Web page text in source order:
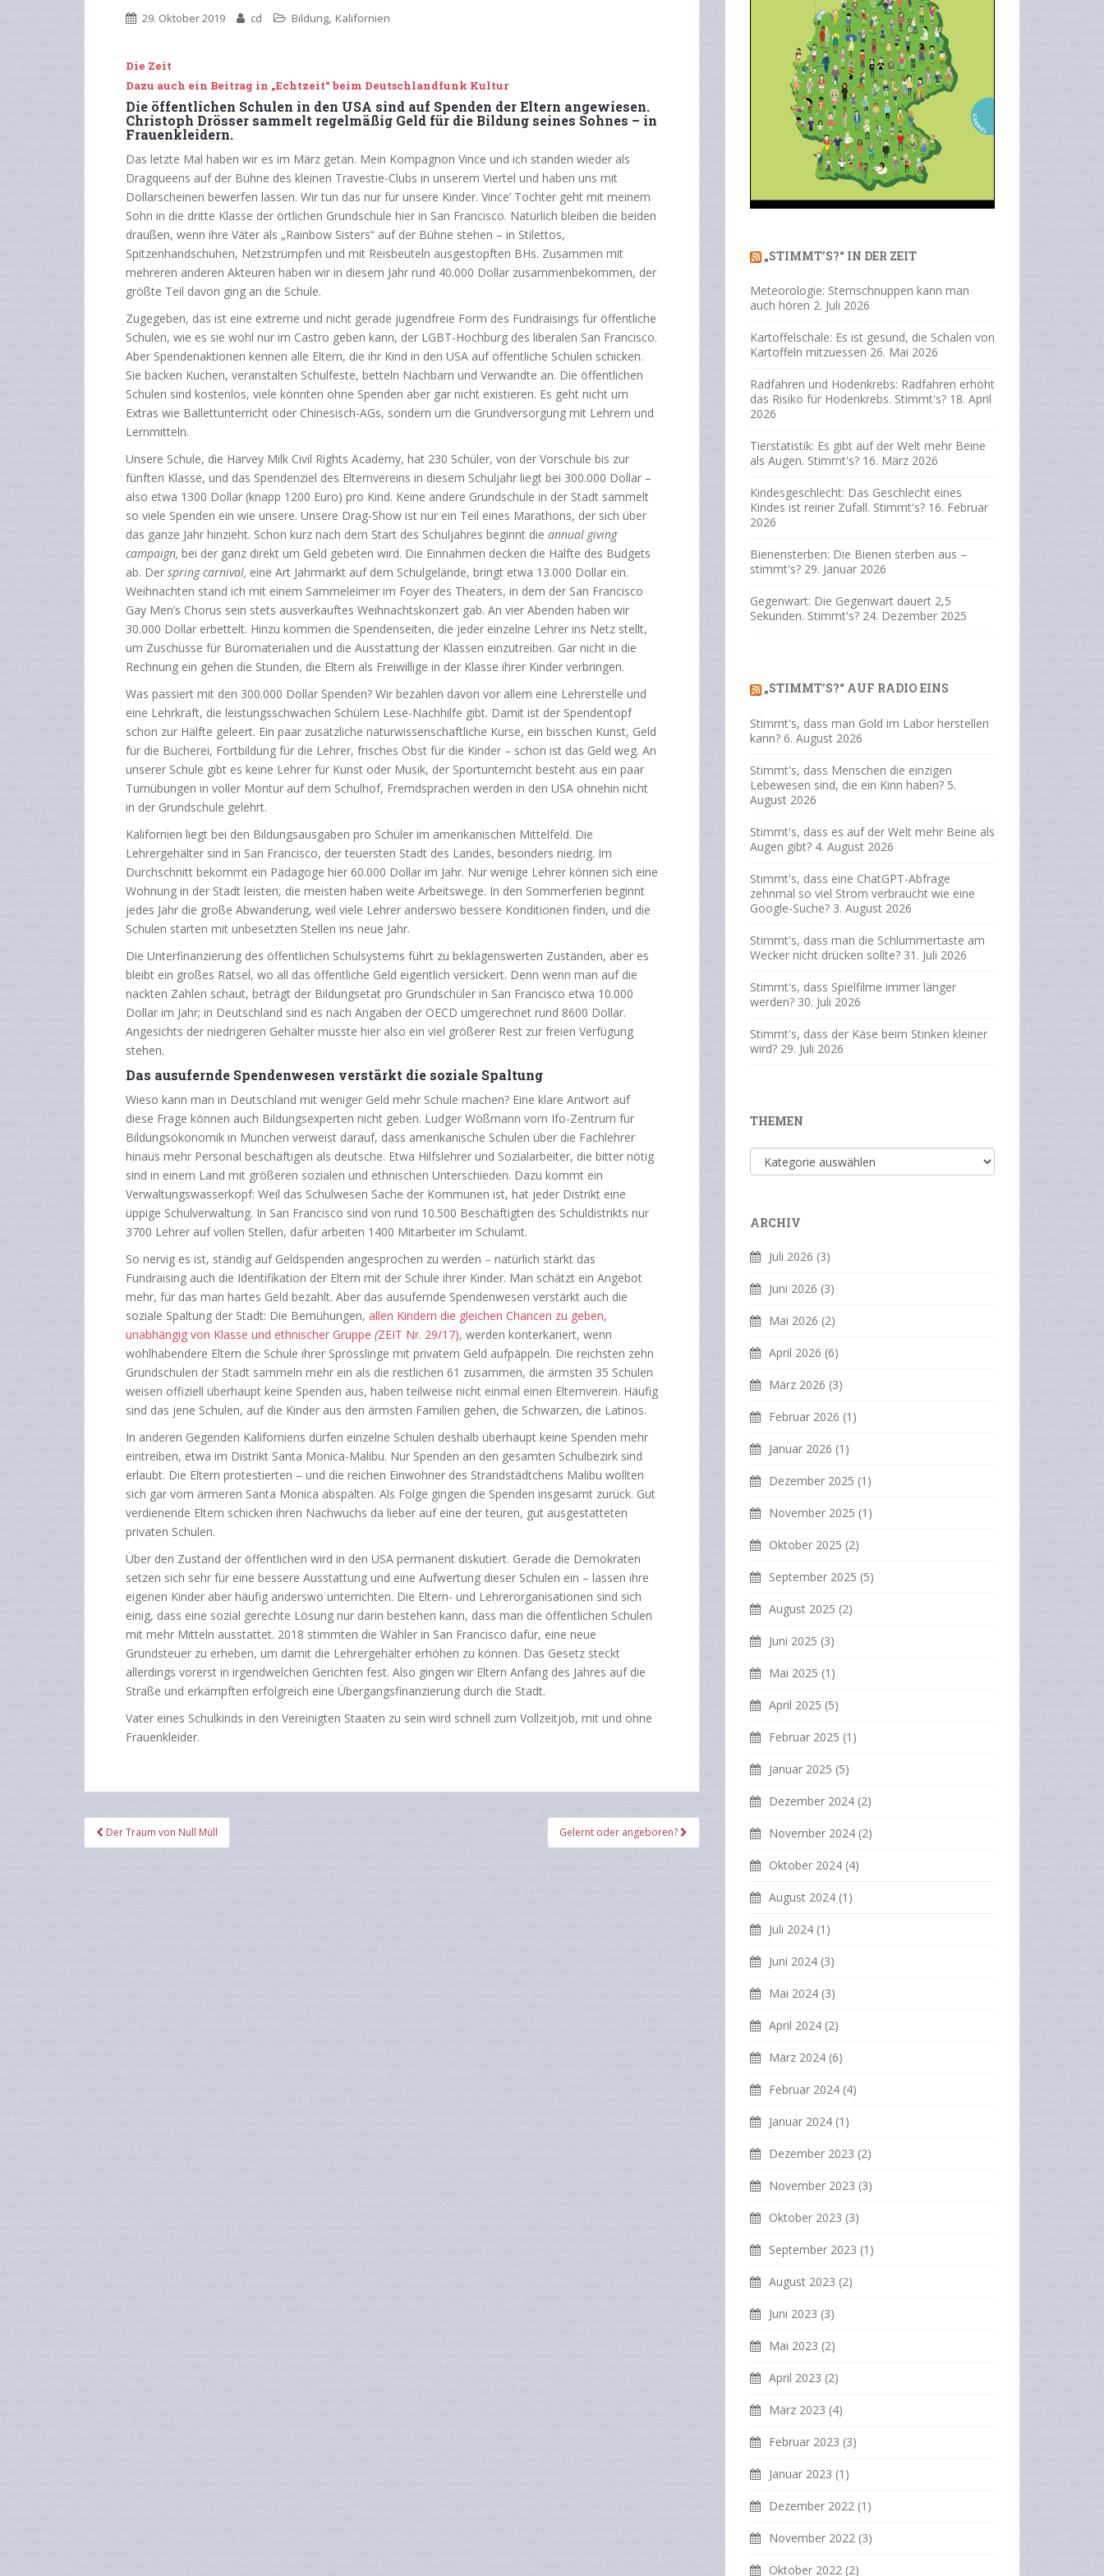
29. Oktober 2019 cd Bildung, Kalifornien
Die Zeit
Dazu auch ein Beitrag in „Echtzeit“ beim Deutschlandfunk Kultur
Die öffentlichen Schulen in den USA sind auf Spenden der Eltern angewiesen.
Christoph Drösser sammelt regelmäßig Geld für die Bildung seines Sohnes – in
Frauenkleidern.
Das letzte Mal haben wir es im März getan. Mein Kompagnon Vince und ich standen wieder als
Dragqueens auf der Bühne des kleinen Travestie-Clubs in unserem Viertel und haben uns mit
Dollarscheinen bewerfen lassen. Wir tun das nur für unsere Kinder. Vince’ Tochter geht mit meinem
Sohn in die dritte Klasse der örtlichen Grundschule hier in San Francisco. Natürlich bleiben die beiden
draußen, wenn ihre Väter als „Rainbow Sisters“ auf der Bühne stehen – in Stilettos,
Spitzenhandschuhen, Netzstrümpfen und mit Reisbeuteln ausgestopften BHs. Zusammen mit
mehreren anderen Akteuren haben wir in diesem Jahr rund 40.000 Dollar zusammenbekommen, der
größte Teil davon ging an die Schule.
Zugegeben, das ist eine extreme und nicht gerade jugendfreie Form des Fundraisings für öffentliche
Schulen, wie es sie wohl nur im Castro geben kann, der LGBT-Hochburg des liberalen San Francisco.
Aber Spendenaktionen kennen alle Eltern, die ihr Kind in den USA auf öffentliche Schulen schicken.
Sie backen Kuchen, veranstalten Schulfeste, betteln Nachbarn und Verwandte an. Die öffentlichen
Schulen sind kostenlos, viele könnten ohne Spenden aber gar nicht existieren. Es geht nicht um
Extras wie Ballettunterricht oder Chinesisch-AGs, sondern um die Grundversorgung mit Lehrern und
Lernmitteln.
Unsere Schule, die Harvey Milk Civil Rights Academy, hat 230 Schüler, von der Vorschule bis zur
fünften Klasse, und das Spendenziel des Elternvereins in diesem Schuljahr liegt bei 300.000 Dollar –
also etwa 1300 Dollar (knapp 1200 Euro) pro Kind. Keine andere Grundschule in der Stadt sammelt
so viele Spenden ein wie unsere. Unsere Drag-Show ist nur ein Teil eines Marathons, der sich über
das ganze Jahr hinzieht. Schon kurz nach dem Start des Schuljahres beginnt die annual giving
campaign, bei der ganz direkt um Geld gebeten wird. Die Einnahmen decken die Hälfte des Budgets
ab. Der spring carnival, eine Art Jahrmarkt auf dem Schulgelände, bringt etwa 13.000 Dollar ein.
Weihnachten stand ich mit einem Sammeleimer im Foyer des Theaters, in dem der San Francisco
Gay Men’s Chorus sein stets ausverkauftes Weihnachtskonzert gab. An vier Abenden haben wir
30.000 Dollar erbettelt. Hinzu kommen die Spendenseiten, die jeder einzelne Lehrer ins Netz stellt,
um Zuschüsse für Büromaterialien und die Ausstattung der Klassen einzutreiben. Gar nicht in die
Rechnung ein gehen die Stunden, die Eltern als Freiwillige in der Klasse ihrer Kinder verbringen.
Was passiert mit den 300.000 Dollar Spenden? Wir bezahlen davon vor allem eine Lehrerstelle und
eine Lehrkraft, die leistungsschwachen Schülern Lese-Nachhilfe gibt. Damit ist der Spendentopf
schon zur Hälfte geleert. Ein paar zusätzliche naturwissenschaftliche Kurse, ein bisschen Kunst, Geld
für die Bücherei, Fortbildung für die Lehrer, frisches Obst für die Kinder – schon ist das Geld weg. An
unserer Schule gibt es keine Lehrer für Kunst oder Musik, der Sportunterricht besteht aus ein paar
Turnübungen in voller Montur auf dem Schulhof, Fremdsprachen werden in den USA ohnehin nicht
in der Grundschule gelehrt.
Kalifornien liegt bei den Bildungsausgaben pro Schüler im amerikanischen Mittelfeld. Die
Lehrergehälter sind in San Francisco, der teuersten Stadt des Landes, besonders niedrig. Im
Durchschnitt bekommt ein Pädagoge hier 60.000 Dollar im Jahr. Nur wenige Lehrer können sich eine
Wohnung in der Stadt leisten, die meisten haben weite Arbeitswege. In den Sommerferien beginnt
jedes Jahr die große Abwanderung, weil viele Lehrer anderswo bessere Konditionen finden, und die
Schulen starten mit unbesetzten Stellen ins neue Jahr.
Die Unterfinanzierung des öffentlichen Schulsystems führt zu beklagenswerten Zuständen, aber es
bleibt ein großes Rätsel, wo all das öffentliche Geld eigentlich versickert. Denn wenn man auf die
nackten Zahlen schaut, beträgt der Bildungsetat pro Grundschüler in San Francisco etwa 10.000
Dollar im Jahr; in Deutschland sind es nach Angaben der OECD umgerechnet rund 8600 Dollar.
Angesichts der niedrigeren Gehälter müsste hier also ein viel größerer Rest zur freien Verfügung
stehen.
Das ausufernde Spendenwesen verstärkt die soziale Spaltung
Wieso kann man in Deutschland mit weniger Geld mehr Schule machen? Eine klare Antwort auf
diese Frage können auch Bildungsexperten nicht geben. Ludger Wößmann vom Ifo-Zentrum für
Bildungsökonomik in München verweist darauf, dass amerikanische Schulen über die Fachlehrer
hinaus mehr Personal beschäftigen als deutsche. Etwa Hilfslehrer und Sozialarbeiter, die bitter nötig
sind in einem Land mit größeren sozialen und ethnischen Unterschieden. Dazu kommt ein
Verwaltungswasserkopf: Weil das Schulwesen Sache der Kommunen ist, hat jeder Distrikt eine
üppige Schulverwaltung. In San Francisco sind von rund 10.500 Beschäftigten des Schuldistrikts nur
3700 Lehrer auf vollen Stellen, dafür arbeiten 1400 Mitarbeiter im Schulamt.
So nervig es ist, ständig auf Geldspenden angesprochen zu werden – natürlich stärkt das
Fundraising auch die Identifikation der Eltern mit der Schule ihrer Kinder. Man schätzt ein Angebot
mehr, für das man hartes Geld bezahlt. Aber das ausufernde Spendenwesen verstärkt auch die
soziale Spaltung der Stadt: Die Bemühungen, allen Kindern die gleichen Chancen zu geben,
unabhängig von Klasse und ethnischer Gruppe (ZEIT Nr. 29/17), werden konterkariert, wenn
wohlhabendere Eltern die Schule ihrer Sprösslinge mit privatem Geld aufpäppeln. Die reichsten zehn
Grundschulen der Stadt sammeln mehr ein als die restlichen 61 zusammen, die ärmsten 35 Schulen
weisen offiziell überhaupt keine Spenden aus, haben teilweise nicht einmal einen Elternverein. Häufig
sind das jene Schulen, auf die Kinder aus den ärmsten Familien gehen, die Schwarzen, die Latinos.
In anderen Gegenden Kaliforniens dürfen einzelne Schulen deshalb überhaupt keine Spenden mehr
eintreiben, etwa im Distrikt Santa Monica-Malibu. Nur Spenden an den gesamten Schulbezirk sind
erlaubt. Die Eltern protestierten – und die reichen Einwohner des Strandstädtchens Malibu wollten
sich gar vom ärmeren Santa Monica abspalten. Als Folge gingen die Spenden insgesamt zurück. Gut
verdienende Eltern schicken ihren Nachwuchs da lieber auf eine der teuren, gut ausgestatteten
privaten Schulen.
Über den Zustand der öffentlichen wird in den USA permanent diskutiert. Gerade die Demokraten
setzen sich sehr für eine bessere Ausstattung und eine Aufwertung dieser Schulen ein – lassen ihre
eigenen Kinder aber häufig anderswo unterrichten. Die Eltern- und Lehrerorganisationen sind sich
einig, dass eine sozial gerechte Lösung nur darin bestehen kann, dass man die öffentlichen Schulen
mit mehr Mitteln ausstattet. 2018 stimmten die Wähler in San Francisco dafür, eine neue
Grundsteuer zu erheben, um damit die Lehrergehälter erhöhen zu können. Das Gesetz steckt
allerdings vorerst in irgendwelchen Gerichten fest. Also gingen wir Eltern Anfang des Jahres auf die
Straße und erkämpften erfolgreich eine Übergangsfinanzierung durch die Stadt.
Vater eines Schulkinds in den Vereinigten Staaten zu sein wird schnell zum Vollzeitjob, mit und ohne
Frauenkleider.
Beitragsnavigation
Der Traum von Null Müll Gelernt oder angeboren?
„STIMMT’S?“ IN DER ZEIT
Meteorologie: Sternschnuppen kann man
auch hören 2. Juli 2026
Kartoffelschale: Es ist gesund, die Schalen von
Kartoffeln mitzuessen 26. Mai 2026
Radfahren und Hodenkrebs: Radfahren erhöht
das Risiko für Hodenkrebs. Stimmt's? 18. April
2026
Tierstatistik: Es gibt auf der Welt mehr Beine
als Augen. Stimmt's? 16. März 2026
Kindesgeschlecht: Das Geschlecht eines
Kindes ist reiner Zufall. Stimmt's? 16. Februar
2026
Bienensterben: Die Bienen sterben aus –
stimmt's? 29. Januar 2026
Gegenwart: Die Gegenwart dauert 2,5
Sekunden. Stimmt's? 24. Dezember 2025
„STIMMT’S?“ AUF RADIO EINS
Stimmt's, dass man Gold im Labor herstellen
kann? 6. August 2026
Stimmt's, dass Menschen die einzigen
Lebewesen sind, die ein Kinn haben? 5.
August 2026
Stimmt's, dass es auf der Welt mehr Beine als
Augen gibt? 4. August 2026
Stimmt's, dass eine ChatGPT-Abfrage
zehnmal so viel Strom verbraucht wie eine
Google-Suche? 3. August 2026
Stimmt's, dass man die Schlummertaste am
Wecker nicht drücken sollte? 31. Juli 2026
Stimmt's, dass Spielfilme immer länger
werden? 30. Juli 2026
Stimmt's, dass der Käse beim Stinken kleiner
wird? 29. Juli 2026
THEMEN
Themen
ARCHIV
Juli 2026 (3)
Juni 2026 (3)
Mai 2026 (2)
April 2026 (6)
März 2026 (3)
Februar 2026 (1)
Januar 2026 (1)
Dezember 2025 (1)
November 2025 (1)
Oktober 2025 (2)
September 2025 (5)
August 2025 (2)
Juni 2025 (3)
Mai 2025 (1)
April 2025 (5)
Februar 2025 (1)
Januar 2025 (5)
Dezember 2024 (2)
November 2024 (2)
Oktober 2024 (4)
August 2024 (1)
Juli 2024 (1)
Juni 2024 (3)
Mai 2024 (3)
April 2024 (2)
März 2024 (6)
Februar 2024 (4)
Januar 2024 (1)
Dezember 2023 (2)
November 2023 (3)
Oktober 2023 (3)
September 2023 (1)
August 2023 (2)
Juni 2023 (3)
Mai 2023 (2)
April 2023 (2)
März 2023 (4)
Februar 2023 (3)
Januar 2023 (1)
Dezember 2022 (1)
November 2022 (3)
Oktober 2022 (2)